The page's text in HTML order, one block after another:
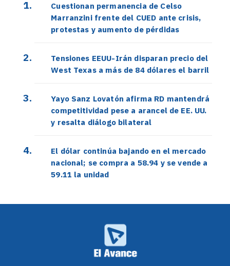
Cuestionan permanencia de Celso
Marranzini frente del CUED ante crisis,
protestas y aumento de pérdidas
Tensiones EEUU-Irán disparan precio del
West Texas a más de 84 dólares el barril
Yayo Sanz Lovatón afirma RD mantendrá
competitividad pese a arancel de EE. UU.
y resalta diálogo bilateral
El dólar continúa bajando en el mercado
nacional; se compra a 58.94 y se vende a
59.11 la unidad